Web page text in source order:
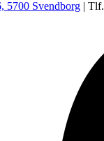
5700 Svendborg | Tlf.